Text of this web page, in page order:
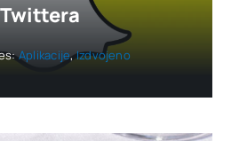
Twittera
Aplikacije,Izdvojeno